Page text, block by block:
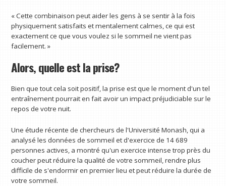
« Cette combinaison peut aider les gens à se sentir à la fois
physiquement satisfaits et mentalement calmes, ce qui est
exactement ce que vous voulez si le sommeil ne vient pas
facilement. »
Alors, quelle est la prise?
Bien que tout cela soit positif, la prise est que le moment d'un tel
entraînement pourrait en fait avoir un impact préjudiciable sur le
repos de votre nuit.
Une étude récente de chercheurs de l'Université Monash, qui a
analysé les données de sommeil et d'exercice de 14 689
personnes actives, a montré qu'un exercice intense trop près du
coucher peut réduire la qualité de votre sommeil, rendre plus
difficile de s'endormir en premier lieu et peut réduire la durée de
votre sommeil.